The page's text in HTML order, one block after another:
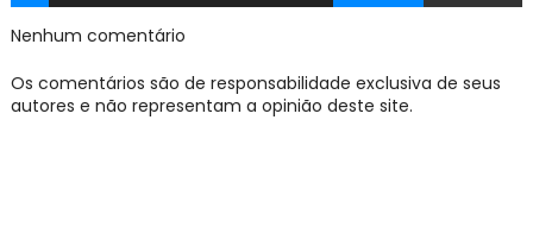
Nenhum comentário
Os comentários são de responsabilidade exclusiva de seus
autores e não representam a opinião deste site.